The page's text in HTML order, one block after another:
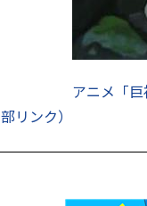
アニメ「
部リンク）